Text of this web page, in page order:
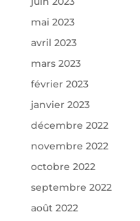
mai 2023
avril 2023
mars 2023
février 2023
janvier 2023
décembre 2022
novembre 2022
octobre 2022
septembre 2022
août 2022